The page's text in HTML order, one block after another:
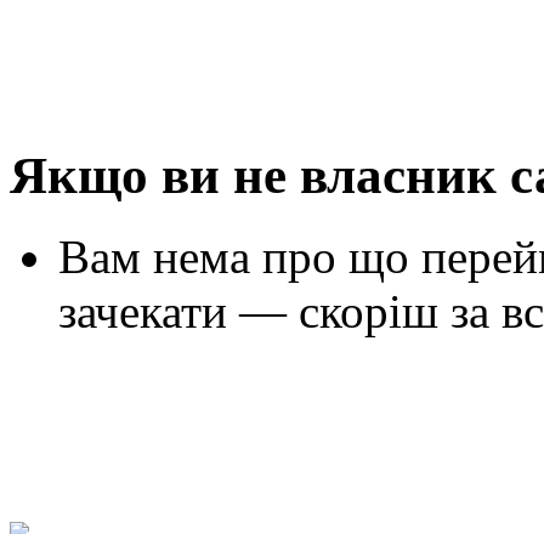
Якщо ви не власник
Вам нема про що
зачекати — скоріш за